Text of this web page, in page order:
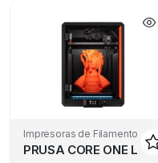
Impresoras de Filamento
PRUSA CORE ONE L